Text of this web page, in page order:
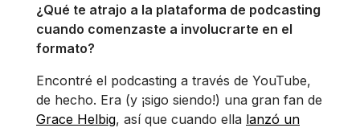
¿Qué te atrajo a la plataforma de podcasting
cuando comenzaste a involucrarte en el
formato?
Encontré el podcasting a través de YouTube,
de hecho. Era (y ¡sigo siendo!) una gran fan de
Grace Helbig, así que cuando ella lanzó un